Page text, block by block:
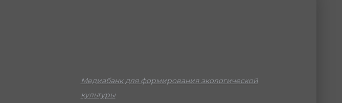
Медиабанк для формирования экологической
культуры